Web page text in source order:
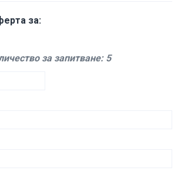
за:
за запитване: 5